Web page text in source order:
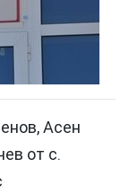
Асен
от с.